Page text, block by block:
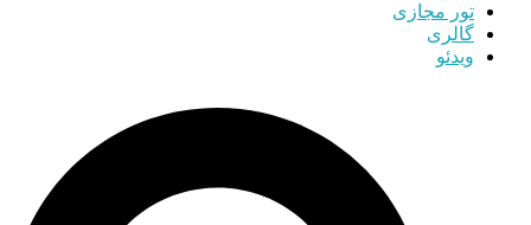
تور مجازی
گالری
ویدئو